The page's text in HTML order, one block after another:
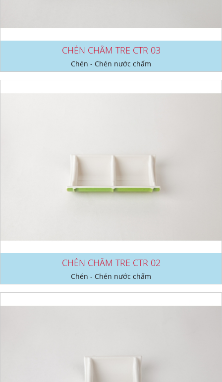
CHÉN CHẤM TRE CTR 03
Chén - Chén nước chấm
CHÉN CHẤM TRE CTR 02
Chén - Chén nước chấm